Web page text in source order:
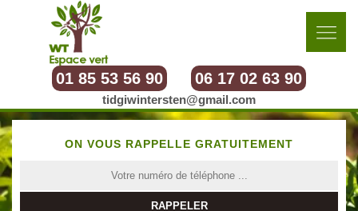
01 85 53 56 90 06 17 02 63 90
tidgiwintersten@gmail.com
ON VOUS RAPPELLE GRATUITEMENT